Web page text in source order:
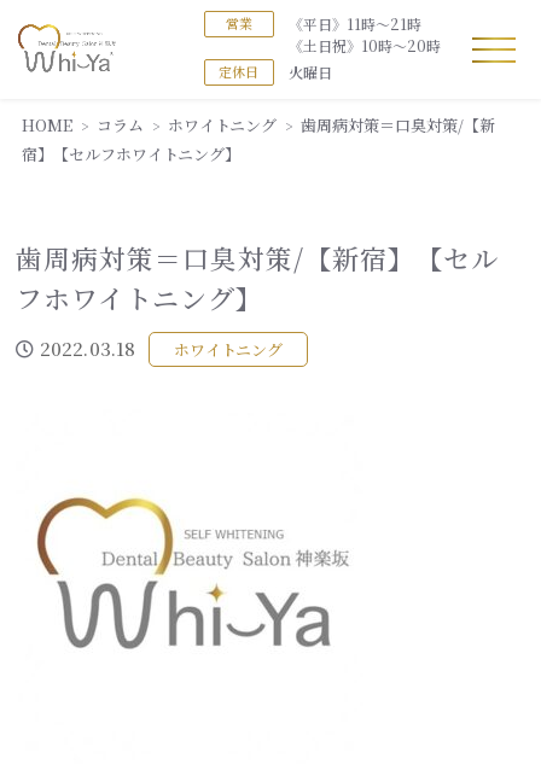
営業
《平日》11時～21時
《土日祝》10時～20時
定休日 火曜日
HOME コラム ホワイトニング
歯周病対策＝口臭対策/【新
宿】【セルフホワイトニング】
歯周病対策＝口臭対策/【新宿】【セル
フホワイトニング】
2022.03.18 ホワイトニング